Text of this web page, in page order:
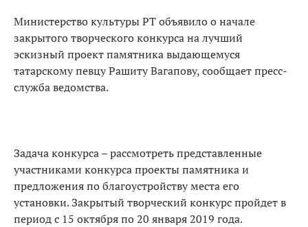
Министерство культуры РТ объявило о начале
закрытого творческого конкурса на лучший
эскизный проект памятника выдающемуся
татарскому певцу Рашиту Вагапову, сообщает пресс-
служба ведомства.
Задача конкурса – рассмотреть представленные
участниками конкурса проекты памятника и
предложения по благоустройству места его
установки. Закрытый творческий конкурс пройдет в
период с 15 октября по 20 января 2019 года.